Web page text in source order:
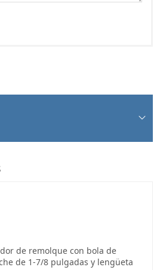
de remolque con bola de
de 1-7/8 pulgadas y lengüeta